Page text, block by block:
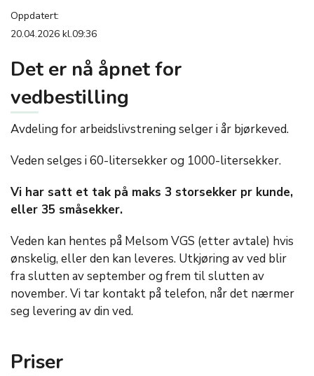
Oppdatert:
20.04.2026 kl.09:36
Det er nå åpnet for
vedbestilling
Avdeling for arbeidslivstrening selger i år bjørkeved.
Veden selges i 60-litersekker og 1000-litersekker.
Vi har satt et tak på maks 3 storsekker pr kunde,
eller 35 småsekker.
Veden kan hentes på Melsom VGS (etter avtale) hvis
ønskelig, eller den kan leveres. Utkjøring av ved blir
fra slutten av september og frem til slutten av
november. Vi tar kontakt på telefon, når det nærmer
seg levering av din ved.
Priser